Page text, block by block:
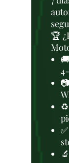
🏆
♻️